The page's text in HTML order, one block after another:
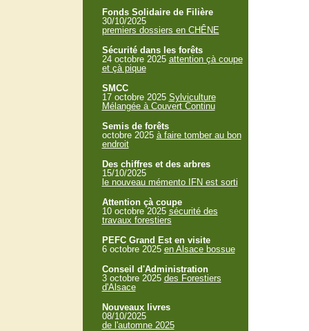
Fonds Solidaire de Filière
30/10/2025
premiers dossiers en CHÊNE
Sécurité dans les forêts
24 octobre 2025 attention çà coupe
et çà pique
SMCC
17 octobre 2025 Sylviculture
Mélangée à Couvert Continu
Semis de forêts
octobre 2025 à faire tomber au bon
endroit
Des chiffres et des arbres
15/10/2025
le nouveau mémento IFN est sorti
Attention çà coupe
10 octobre 2025 sécurité des
travaux forestiers
PEFC Grand Est en visite
6 octobre 2025 en Alsace bossue
Conseil d'Administration
3 octobre 2025 des Forestiers
d'Alsace
Nouveaux livres
08/10/2025
de l'automne 2025